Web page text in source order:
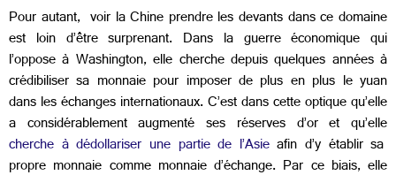
Pour autant, voir la Chine prendre les devants dans ce domaine
est loin d’être surprenant. Dans la guerre économique qui
l’oppose à Washington, elle cherche depuis quelques années à
crédibiliser sa monnaie pour imposer de plus en plus le yuan
dans les échanges internationaux. C’est dans cette optique qu’elle
a considérablement augmenté ses réserves d’or et qu’elle
cherche à dédollariser une partie de l’Asieafin d’y établir sa
propre monnaie comme monnaie d’échange. Par ce biais, elle